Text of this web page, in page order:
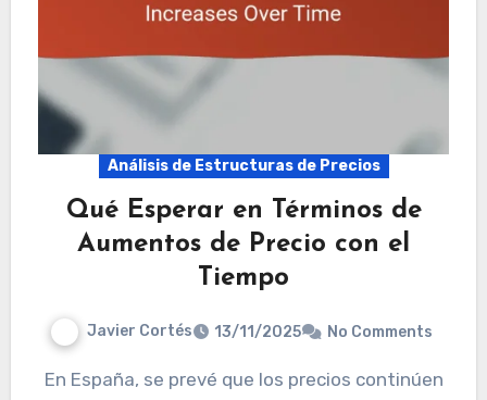
Análisis de Estructuras de Precios
Qué Esperar en Términos de
Aumentos de Precio con el
Tiempo
Javier Cortés 13/11/2025 No Comments
En España, se prevé que los precios continúen